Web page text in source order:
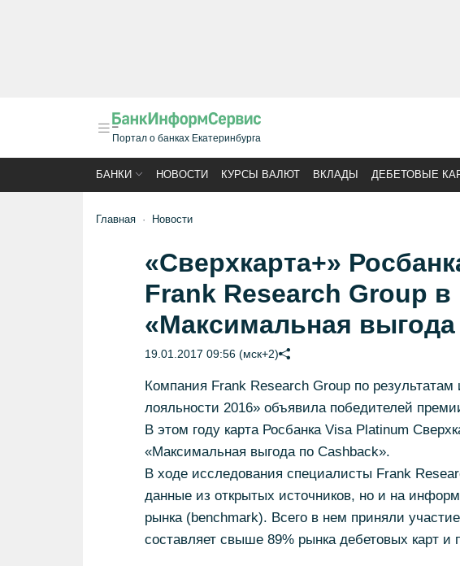
Портал о банках Екатеринбурга
БАНКИ НОВОСТИ КУРСЫ ВАЛЮТ ВКЛАДЫ ДЕБЕТОВЫЕ
Главная Новости
«Сверхкарта+»
Frank Research Group в
«Максимальная
19.01.2017 09:56 (мск+2)
Компания Frank Research Group по
лояльности 2016» объявила победителей
В этом году карта Росбанка Visa Platinum
«Максимальная выгода по Cashback».
В ходе исследования специалисты Frank
данные из открытых источников, но и на
рынка (benchmark). Всего в нем приняли
составляет свыше 89% рынка дебетовых карт и